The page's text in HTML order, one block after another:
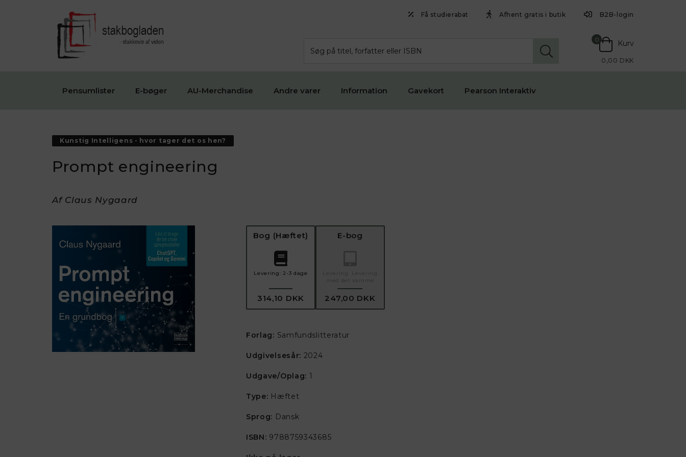
Få studierabat Afhent gratis i butik B2B-login
0 Kurv
0,00 DKK
Pensumlister E-bøger AU-Merchandise Andre varer Information Gavekort Pearson Interaktiv
Kunstig Intelligens - hvor tager det os hen?
Prompt engineering
Af Claus Nygaard
Bog (Hæftet)
Levering: 2-3 dage
314,10 DKK
E-bog
247,00 DKK
Forlag: Samfundslitteratur
Udgivelsesår: 2024
Udgave/Oplag: 1
Type: Hæftet
Sprog: Dansk
ISBN: 9788759343685